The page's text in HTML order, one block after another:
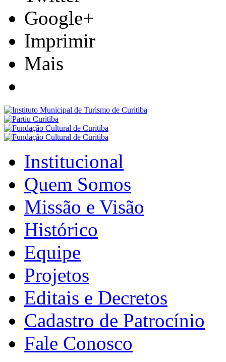
Google+
Imprimir
Mais
Institucional
Quem Somos
Missão e Visão
Histórico
Equipe
Projetos
Editais e Decretos
Cadastro de Patrocínio
Fale Conosco